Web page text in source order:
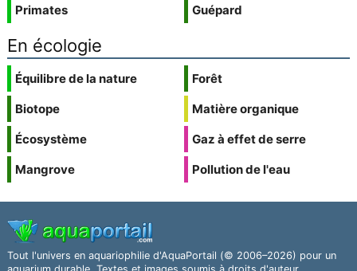
Primates
Guépard
En écologie
Équilibre de la nature
Biotope
Écosystème
Mangrove
Forêt
Matière organique
Gaz à effet de serre
Pollution de l'eau
Tout l'univers en aquariophilie d'AquaPortail (© 2006–2026) pour un